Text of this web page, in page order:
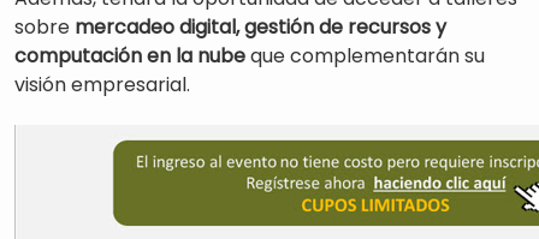
sobre mercadeo digital, gestión de recursos y
computación en la nubeque complementarán su
visión empresarial.